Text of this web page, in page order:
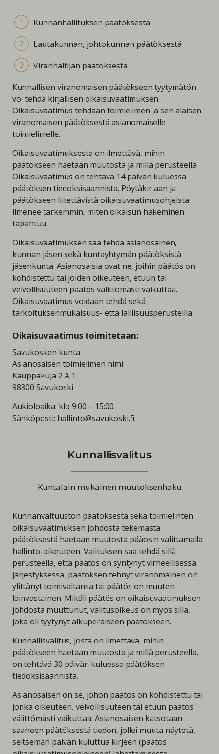
Kunnanhallituksen päätöksestä
Lautakunnan, johtokunnan päätöksestä
Viranhaltijan päätöksestä
Kunnallisen viranomaisen päätökseen tyytymätön
voi tehdä kirjallisen oikaisuvaatimuksen.
Oikaisuvaatimus tehdään toimielimen ja sen alaisen
viranomaisen päätöksestä asianomaiselle
toimielimelle.
Oikaisuvaatimuksesta on ilmettävä, mihin
päätökseen haetaan muutosta ja millä perusteella.
Oikaisuvaatimus on tehtävä 14 päivän kuluessa
päätöksen tiedoksisaannista. Pöytäkirjaan ja
päätökseen liitettävistä oikaisuvaatimusohjeista
ilmenee tarkemmin, miten oikaisun hakeminen
tapahtuu.
Oikaisuvaatimuksen saa tehdä asianosainen,
kunnan jäsen sekä kuntayhtymän päätöksistä
jäsenkunta. Asianosaisia ovat ne, joihin päätös on
kohdistettu tai joiden oikeuteen, etuun tai
velvollisuuteen päätös välittömästi vaikuttaa.
Oikaisuvaatimus voidaan tehdä sekä
tarkoituksenmukaisuus- että laillisuusperusteilla.
Oikaisuvaatimus toimitetaan:
Savukosken kunta
Asianosaisen toimielimen nimi
Kauppakuja 2 A 1
98800 Savukoski
Aukioloaika: klo 9:00 – 15:00
Sähköposti: hallinto@savukoski.fi
Kunnallisvalitus
Kuntalain mukainen muutoksenhaku
Kunnanvaltuuston päätöksestä sekä toimielinten
oikaisuvaatimuksen johdosta tekemästä
päätöksestä haetaan muutosta pääosin valittamalla
hallinto-oikeuteen. Valituksen saa tehdä sillä
perusteella, että päätös on syntynyt virheellisessä
järjestyksessä, päätöksen tehnyt viranomainen on
ylittänyt toimivaltansa tai päätös on muuten
lainvastainen. Mikäli päätös on oikaisuvaatimuksen
johdosta muuttunut, valitusoikeus on myös sillä,
joka oli tyytynyt alkuperäiseen päätökseen.
Kunnallisvalitus, josta on ilmettävä, mihin
päätökseen haetaan muutosta ja millä perusteella,
on tehtävä 30 päivän kuluessa päätöksen
tiedoksisaannista.
Asianosaisen on se, johon päätös on kohdistettu tai
jonka oikeuteen, velvollisuuteen tai etuun päätös
välittömästi vaikuttaa. Asianosaisen katsotaan
saaneen päätöksestä tiedon, jollei muuta näytetä,
seitsemän päivän kuluttua kirjeen (päätös